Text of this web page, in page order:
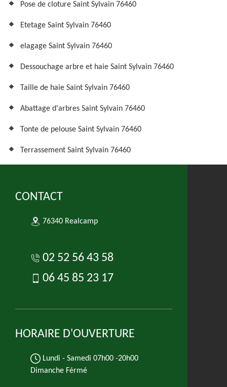
Pose de cloture Saint Sylvain 76460
Etetage Saint Sylvain 76460
elagage Saint Sylvain 76460
Dessouchage arbre et haie Saint Sylvain 76460
Taille de haie Saint Sylvain 76460
Abattage d'arbres Saint Sylvain 76460
Tonte de pelouse Saint Sylvain 76460
Terrassement Saint Sylvain 76460
CONTACT
76340 Realcamp
02 52 56 43 58
06 45 85 23 17
HORAIRE D'OUVERTURE
Lundi - Samedi 07h00 -20h00
Dimanche Férmé